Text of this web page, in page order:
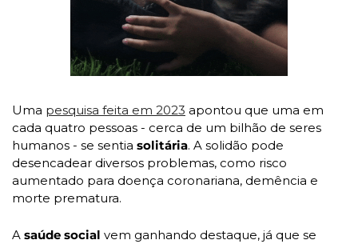
Uma pesquisa feita em 2023 apontou que uma em
cada quatro pessoas - cerca de um bilhão de seres
humanos - se sentia solitária. A solidão pode
desencadear diversos problemas, como risco
aumentado para doença coronariana, demência e
morte prematura.
A saúde social vem ganhando destaque, já que se